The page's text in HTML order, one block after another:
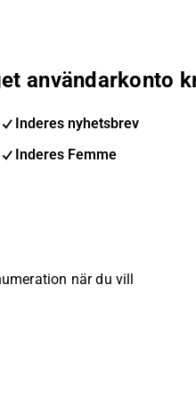
användarkonto
Inderes nyhetsbrev
Inderes Femme
när du vill